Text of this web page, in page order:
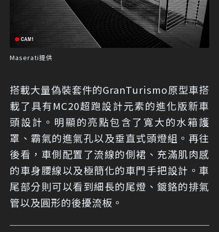
Maserati提供
搭載大量偽裝套件的GranTurismo原型車搭
載了具有MC20超跑設計元素的進化版新車
頭設計。明顯的亮點包含了寬大的水箱護
罩、霸氣的進氣孔以及垂直式頭燈組。再往
後看，車側配置了流線的側裙、充滿肌肉感
的車身腰線以及極簡化的車門手把設計。車
尾部分則可以看到細長的尾燈、鍍鉻的排氣
管以及圓形的後擾流板。